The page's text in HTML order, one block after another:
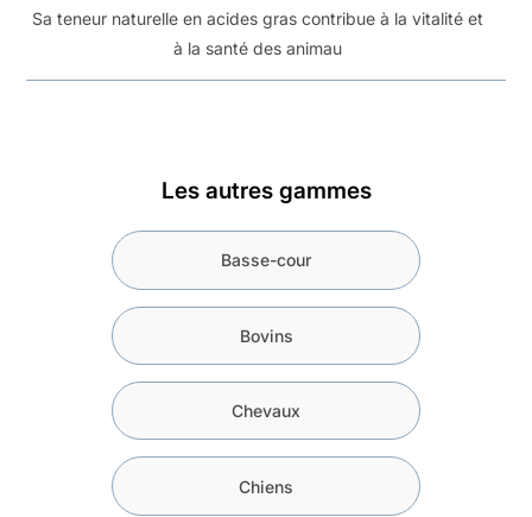
Sa teneur naturelle en acides gras contribue à la vitalité et
à la santé des animau
Les autres gammes
Basse-cour
Bovins
Chevaux
Chiens